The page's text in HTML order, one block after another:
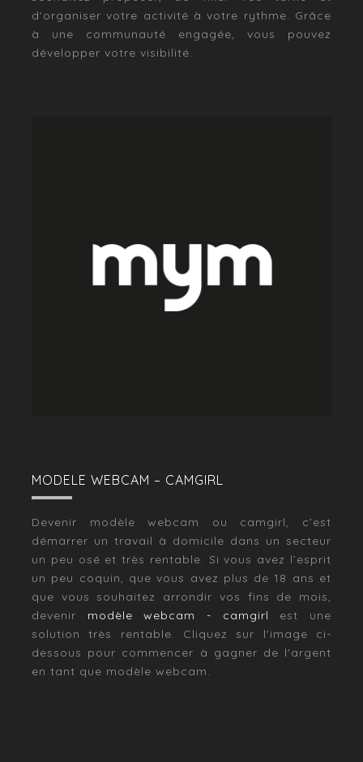
d'organiser votre activité à votre rythme. Grâce
à une communauté engagée, vous pouvez
développer votre visibilité.
MODELE WEBCAM – CAMGIRL
Devenir modèle webcam ou camgirl, c’est
démarrer un travail à domicile dans un secteur
un peu osé et très rentable. Si vous avez l’esprit
un peu coquin, que vous avez plus de 18 ans et
que vous souhaitez arrondir vos fins de mois,
devenir modèle webcam - camgirl est une
solution très rentable. Cliquez sur l'image ci-
dessous pour commencer à gagner de l'argent
en tant que modèle webcam.